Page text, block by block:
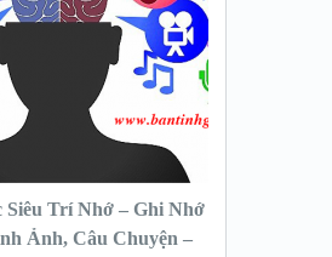
Siêu Trí Nhớ – Ghi Nhớ
Ảnh, Câu Chuyện –